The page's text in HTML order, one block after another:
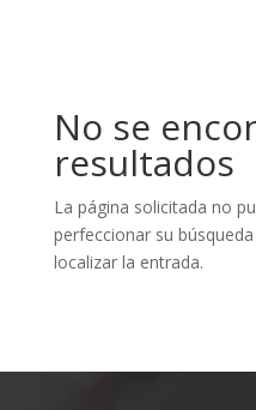
No se
resultados
La página solicitada no
perfeccionar su
localizar la entrada.